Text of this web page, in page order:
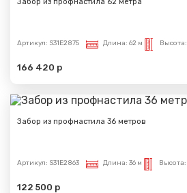
Забор из профнастила 62 метра
Артикул: S31E2875 Длина: 62 м Высота:
166 420 р
Забор из профнастила 36 метров
Артикул: S31E2863 Длина: 36 м Высота:
122 500 р